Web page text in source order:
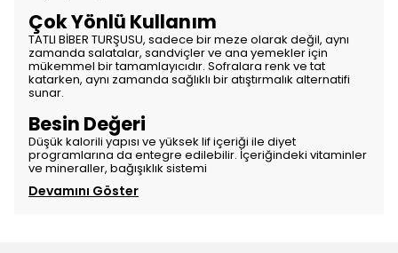
Çok Yönlü Kullanım
TATLI BİBER TURŞUSU, sadece bir meze olarak değil, aynı
zamanda salatalar, sandviçler ve ana yemekler için
mükemmel bir tamamlayıcıdır. Sofralara renk ve tat
katarken, aynı zamanda sağlıklı bir atıştırmalık alternatifi
sunar.
Besin Değeri
Düşük kalorili yapısı ve yüksek lif içeriği ile diyet
programlarına da entegre edilebilir. İçeriğindeki vitaminler
ve mineraller, bağışıklık sistemi
Devamını Göster